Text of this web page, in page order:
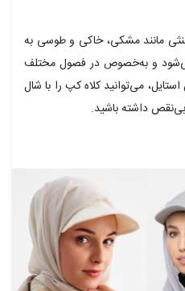
مانند مشکی، خاکی و طوسی به
و به‌خصوص در فصول مختلف
می‌توانید کلاه کپ را با شال
داشته باشید.